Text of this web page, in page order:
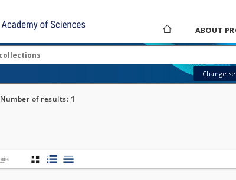
ABOUT
Change
Number of results: 1